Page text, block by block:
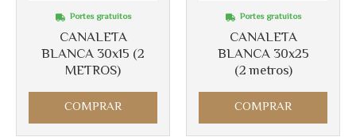
CANALETA
BLANCA 30x15 (2
METROS)
Portes gratuitos
COMPRAR
CANALETA
BLANCA 30x25
(2 metros)
Portes gratuitos
COMPRAR